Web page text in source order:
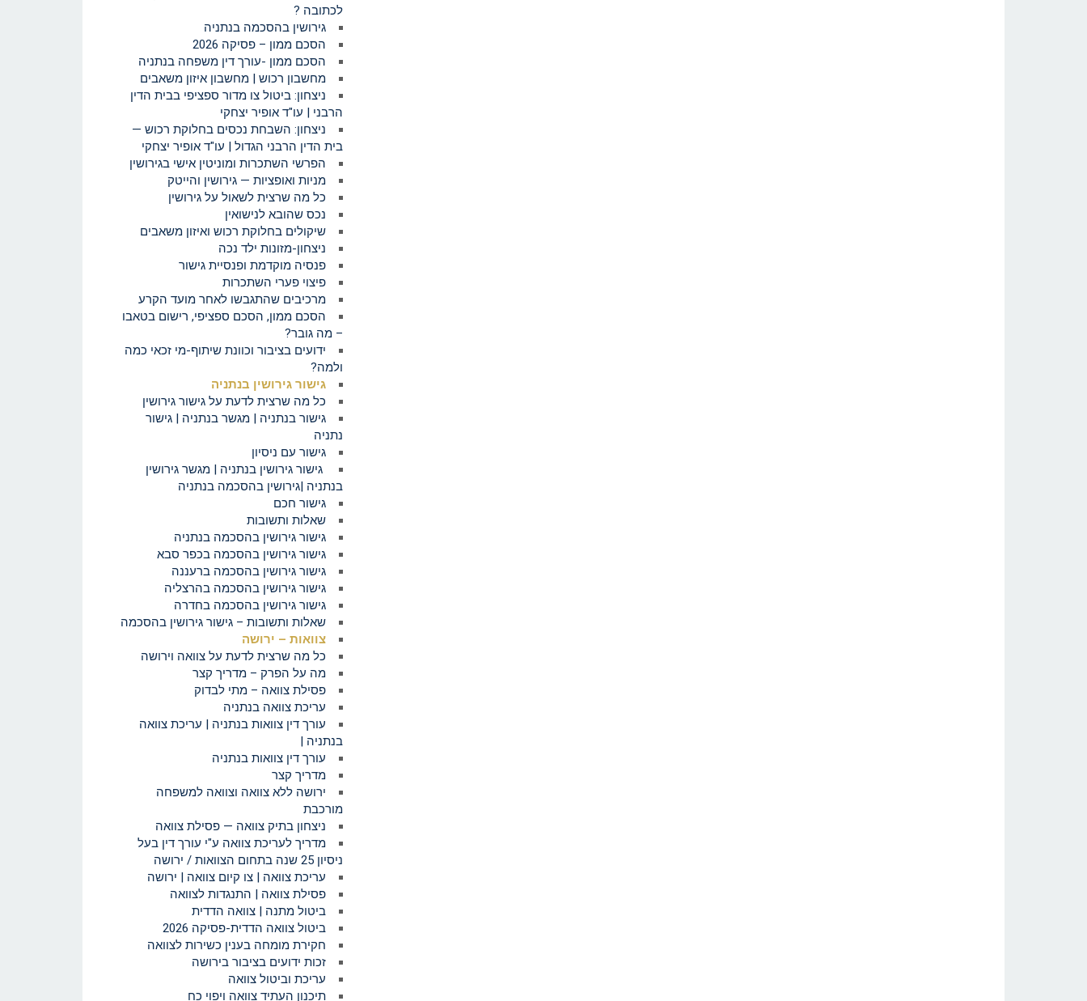
לכתובה ?
גירושין בהסכמה בנתניה
הסכם ממון – פסיקה 2026
הסכם ממון -עורך דין משפחה בנתניה
מחשבון רכוש | מחשבון איזון משאבים
ניצחון: ביטול צו מדור ספציפי בבית הדין
הרבני | עו"ד אופיר יצחקי
ניצחון: השבחת נכסים בחלוקת רכוש —
בית הדין הרבני הגדול | עו"ד אופיר יצחקי
הפרשי השתכרות ומוניטין אישי בגירושין
מניות ואופציות — גירושין והייטק
כל מה שרצית לשאול על גירושין
נכס שהובא לנישואין
שיקולים בחלוקת רכוש ואיזון משאבים
ניצחון-מזונות ילד נכה
פנסיה מוקדמת ופנסיית גישור
פיצוי פערי השתכרות
מרכיבים שהתגבשו לאחר מועד הקרע
הסכם ממון, הסכם ספציפי, רישום בטאבו
– מה גובר?
ידועים בציבור וכוונת שיתוף-מי זכאי כמה
ולמה?
גישור גירושין בנתניה
כל מה שרצית לדעת על גישור גירושין
גישור בנתניה | מגשר בנתניה | גישור
נתניה
גישור עם ניסיון
גישור גירושין בנתניה | מגשר גירושין
בנתניה |גירושין בהסכמה בנתניה
גישור חכם
שאלות ותשובות
גישור גירושין בהסכמה בנתניה
גישור גירושין בהסכמה בכפר סבא
גישור גירושין בהסכמה ברעננה
גישור גירושין בהסכמה בהרצליה
גישור גירושין בהסכמה בחדרה
שאלות ותשובות – גישור גירושין בהסכמה
צוואות – ירושה
כל מה שרצית לדעת על צוואה וירושה
מה על הפרק – מדריך קצר
פסילת צוואה – מתי לבדוק
עריכת צוואה בנתניה
עורך דין צוואות בנתניה | עריכת צוואה
בנתניה |
עורך דין צוואות בנתניה
מדריך קצר
ירושה ללא צוואה וצוואה למשפחה
מורכבת
ניצחון בתיק צוואה — פסילת צוואה
מדריך לעריכת צוואה ע"י עורך דין בעל
ניסיון 25 שנה בתחום הצוואות / ירושה
עריכת צוואה | צו קיום צוואה | ירושה
פסילת צוואה | התנגדות לצוואה
ביטול מתנה | צוואה הדדית
ביטול צוואה הדדית-פסיקה 2026
חקירת מומחה בענין כשירות לצוואה
זכות ידועים בציבור בירושה
עריכת וביטול צוואה
תיכנון העתיד צוואה ויפוי כח